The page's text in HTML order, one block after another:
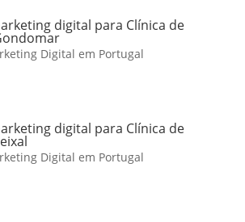
digital para Clínica de
Digital em Portugal
digital para Clínica de
Digital em Portugal